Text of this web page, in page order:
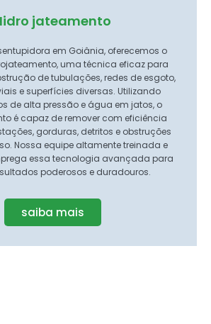
jateamento
em Goiânia, oferecemos o
uma técnica eficaz para
de tubulações, redes de esgoto,
e superfícies diversas. Utilizando
de alta pressão e água em jatos, o
é capaz de remover com eficiência
gorduras, detritos e obstruções
Nossa equipe altamente treinada e
essa tecnologia avançada para
poderosos e duradouros.
saiba mais